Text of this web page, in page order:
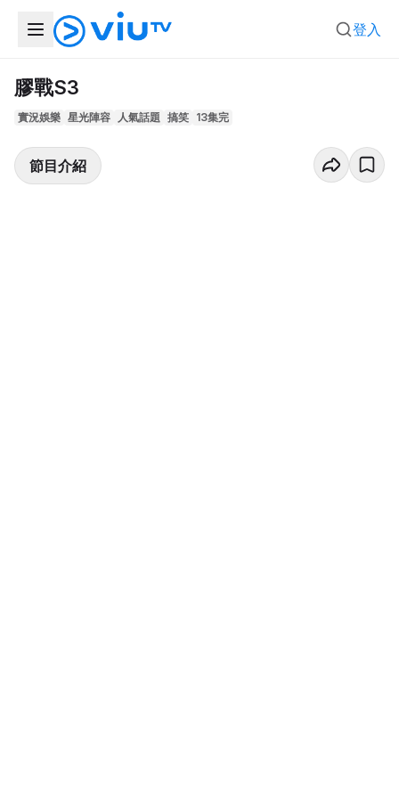
登入
膠戰S3
實況娛樂 星光陣容 人氣話題 搞笑 13集完
節目介紹